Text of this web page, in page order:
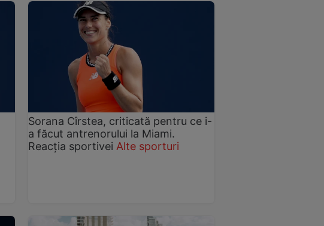
Sorana Cîrstea, criticată pentru ce i-
a făcut antrenorului la Miami.
Reacția sportivei Alte sporturi